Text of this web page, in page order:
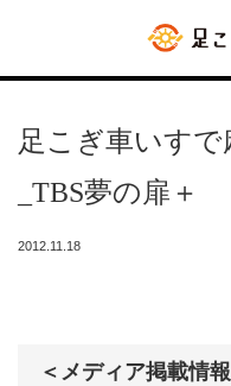
足こぎ車いすで
_TBS夢の扉＋
2012.11.18
＜メディア掲載情